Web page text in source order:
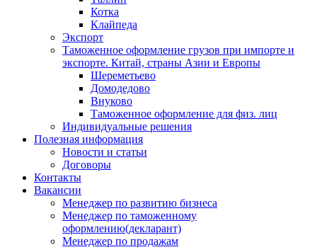
Котка
Клайпеда
Экспорт
Таможенное оформление грузов при импорте и
экспорте. Китай, страны Азии и Европы
Шереметьево
Домодедово
Внуково
Таможенное оформление для физ. лиц
Индивидуальные решения
Полезная информация
Новости и статьи
Договоры
Контакты
Вакансии
Менеджер по развитию бизнеса
Менеджер по таможенному
оформлению(декларант)
Менеджер по продажам